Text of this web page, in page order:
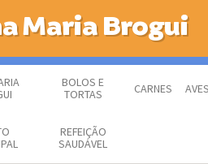
Maria Brogui
BOLOS E
TORTAS
CARNES AVES
REFEIÇÃO
SAUDÁVEL